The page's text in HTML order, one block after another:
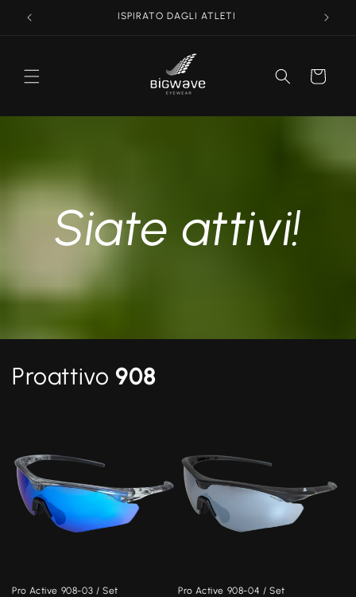
direttamente
ISPIRATO DAGLI ATLETI
Carrello
Siate attivi!
Proattivo 908
Pro Active 908-03 / Set Pro Active 908-04 / Set